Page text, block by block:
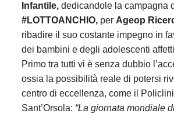
Infantile, dedicandole la campagna
#LOTTOANCHIO, per Ageop
ribadire il suo costante impegno in
dei bambini e degli adolescenti
Primo tra tutti vi è senza dubbio
ossia la possibilità reale di potersi
centro di eccellenza, come il
Sant’Orsola: “La giornata mondiale